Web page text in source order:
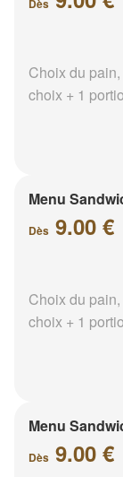
Dès
Choix du
choix + 1
Menu
Dès 9.00 €
Choix du
choix + 1
Menu
Dès 9.00 €